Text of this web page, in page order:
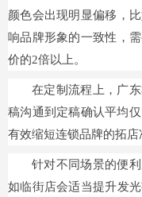
颜色会出现明显偏移，
响品牌形象的一致性，
价的2倍以上。
在定制流程上，广
稿沟通到定稿确认平均
有效缩短连锁品牌的拓店
针对不同场景的便
如临街店会适当提升发